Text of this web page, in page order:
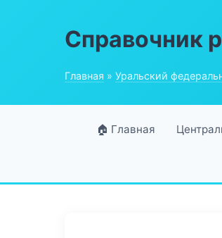
Справочник
Главная » Уральский
🏠 Главная